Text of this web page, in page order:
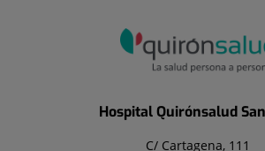
Hospital Quirónsalud
C/ Cartagena, 111